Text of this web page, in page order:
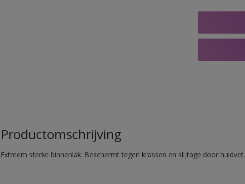
Productomschrijving
Extreem sterke binnenlak. Beschermt tegen krassen en slijtage door huidvet.